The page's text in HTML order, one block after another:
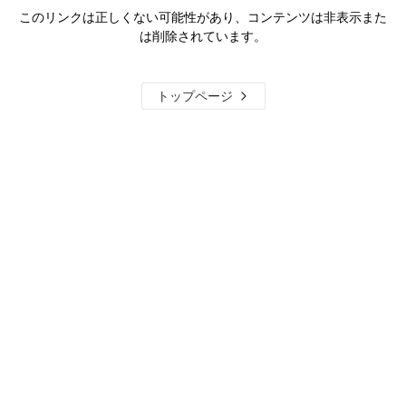
このリンクは正しくない可能性があり、コンテンツは非表示また
は削除されています。
トップページ